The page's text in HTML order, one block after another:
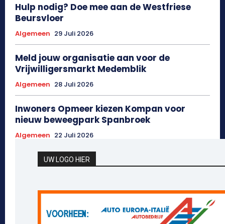
Hulp nodig? Doe mee aan de Westfriese
Beursvloer
Algemeen 29 Juli 2026
Meld jouw organisatie aan voor de
Vrijwilligersmarkt Medemblik
Algemeen 28 Juli 2026
Inwoners Opmeer kiezen Kompan voor
nieuw beweegpark Spanbroek
Algemeen 22 Juli 2026
UW LOGO HIER